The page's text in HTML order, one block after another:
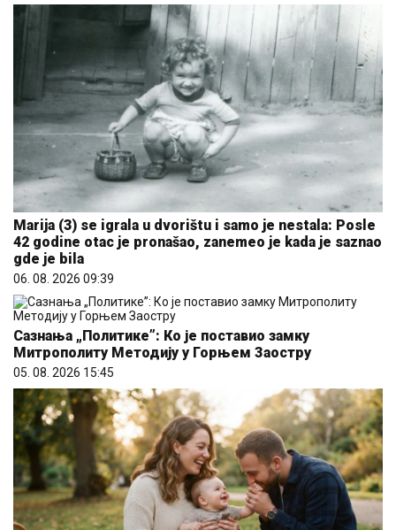
Marija (3) se igrala u dvorištu i samo je nestala: Posle
42 godine otac je pronašao, zanemeo je kada je saznao
gde je bila
06. 08. 2026 09:39
Сазнања „Политике”: Ко је поставио замку
Митрополиту Методију у Горњем Заостру
05. 08. 2026 15:45